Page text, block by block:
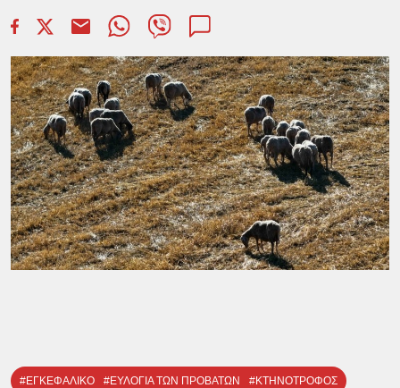
#ΕΓΚΕΦΑΛΙΚΟ #ΕΥΛΟΓΙΑ ΤΩΝ ΠΡΟΒΑΤΩΝ #ΚΤΗΝΟΤΡΟΦΟΣ